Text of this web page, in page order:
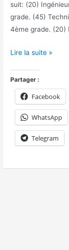
suit: (20)
grade. (45)
4ème grade. (20)
Lire la suite »
Partager :
Facebook
WhatsApp
Telegram